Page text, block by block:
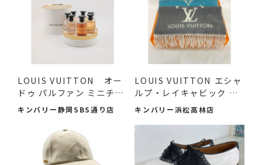
LOUIS VUITTON オー
ドゥ パルファン ミニチュ
アセ...
キンバリー静岡SBS通り店
LOUIS VUITTON エシャ
ルプ・レイキャビック グ
ラデ...
キンバリー浜松高林店